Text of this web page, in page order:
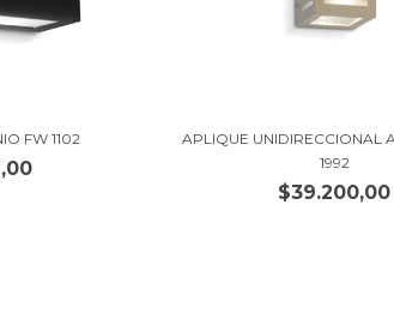
FW 1102
APLIQUE UNIDIRECCIONAL
1992
$39.200,00